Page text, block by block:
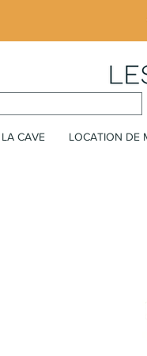
LA CAVE LOCATION DE